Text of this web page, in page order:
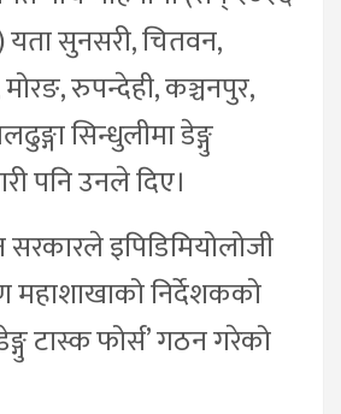
सुनसरी, चितवन,
रुपन्देही, कञ्चनपुर,
सिन्धुलीमा डेङ्गु
पनि उनले दिए।
इपिडिमियोलोजी
महाशाखाको निर्देशकको
टास्क फोर्स’ गठन गरेको